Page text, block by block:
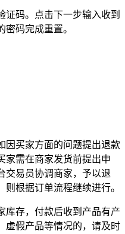
证码。点击下一步输入收到
码完成重置。
因买家方面的问题提出退款
家需在商家发货前提出申
交易员协调商家，予以退
根据订单流程继续进行。
库存，付款后收到产品有产
虚假产品等情况的，请及时